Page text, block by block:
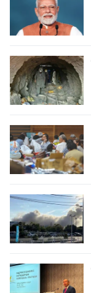
ENGLISH
中文
FRANÇAIS
РУССКИЙ
ESPAÑOL
한국어